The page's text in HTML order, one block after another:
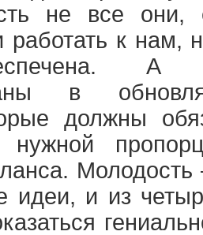
не все они,
работать к
А
в
должны
нужной
идеи, и из